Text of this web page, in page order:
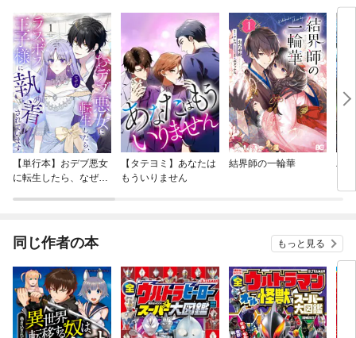
【単行本】おデブ悪女
に転生したら、なぜか
【タテヨミ】あなたは
もういりません
結界師の一輪華
バ
今
同じ作者の本 もっと見る